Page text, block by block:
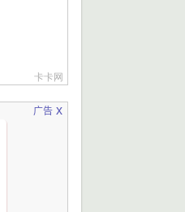
广告 x